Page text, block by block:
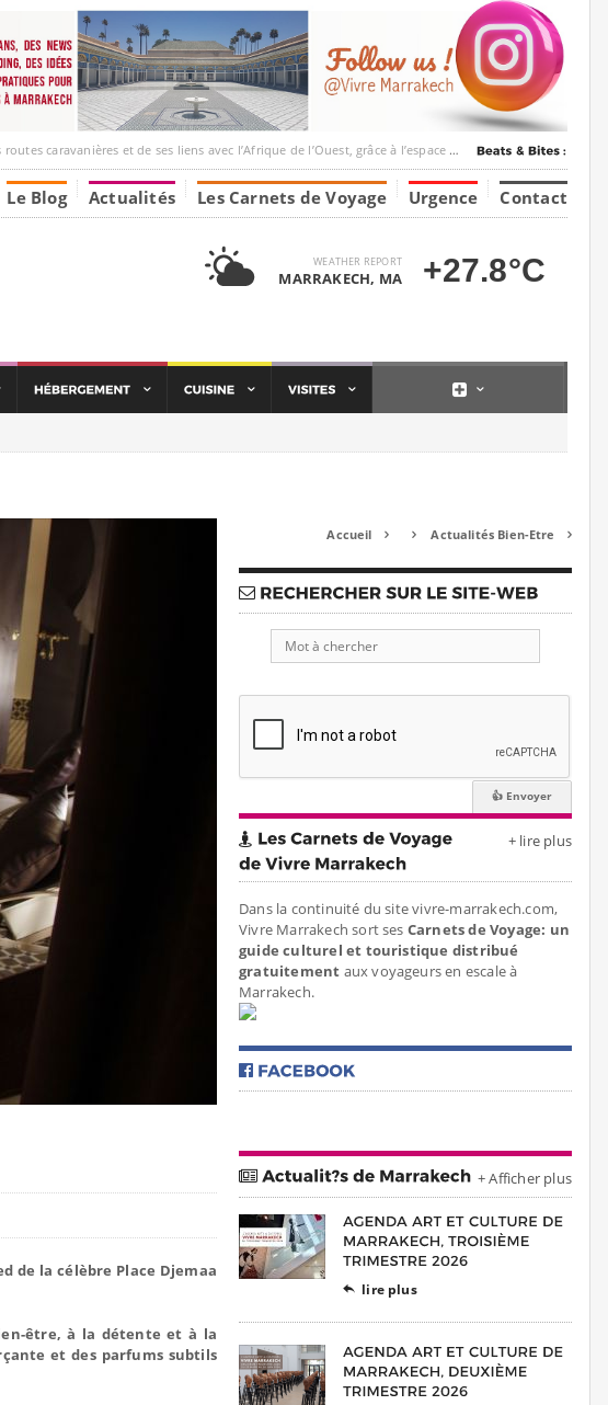
et de ses liens avec l’Afrique de l’Ouest, grâce à l’espace Marrakesh-Tumbuktu.
Le Blog Actualités Les Carnets de Voyage Urgence Contact
WEATHER REPORT
MARRAKECH, MA +27.8°C
de la célèbre Place Djemaa
être, à la détente et à la
et des parfums subtils
Accueil   Actualités Bien-Etre 
+ lire plus
Dans la continuité du site vivre-marrakech.com,
Vivre Marrakech sort ses Carnets de Voyage: un
guide culturel et touristique distribué
gratuitement aux voyageurs en escale à
Marrakech.
+ Afficher plus
 lire plus